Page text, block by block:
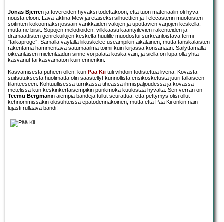
Jonas Bjerren ja tovereiden hyväksi todettakoon, että tuon materiaalin oli hyvä
nousta eloon. Lava-aktina Mew jäi etäiseksi silhuettien ja Telecasterin muotoisten
soitinten kokoomaksi jossain värikkäiden valojen ja upottavien varjojen keskellä,
mutta ne biisit. Söpöjen melodioiden, vilkkaasti kääntyilevien rakenteiden ja
dramaattisten genrekuilujen keskeltä huulille muodostui surkeanloistava termi
”taikaproge”. Samalla väylällä liikuskelee useampikin aikalainen, mutta tanskalaisten
rakentama hämmentävä satumaailma toimii kuin kirjassa konsanaan. Säilyttämällä
oikeanlaisen mielenlaadun sinne voi palata koska vain, ja siellä on lupa olla yhtä
kasvanut tai kasvamaton kuin ennenkin.
Kasvamisesta puheen ollen, kun Pää Kii tuli vihdoin todistettua livenä. Kovasta
suitsutuksesta huolimatta olin säästellyt kunnollista ensikosketusta juuri tällaiseen
tilanteeseen. Kohtuullisessa turrikassa tiheässä ihmispaljoudessa ja kovassa
metelissä kun keskinkertaisempikin punkmökä kuulostaa hyvältä. Sen verran on
Teemu Bergmanin aiempia bändejä tullut seurattua, että pettymys olisi ollut
kehnommissakin olosuhteissa epätodennäköinen, mutta että Pää Kii onkin näin
lujasti rullaava bändi!